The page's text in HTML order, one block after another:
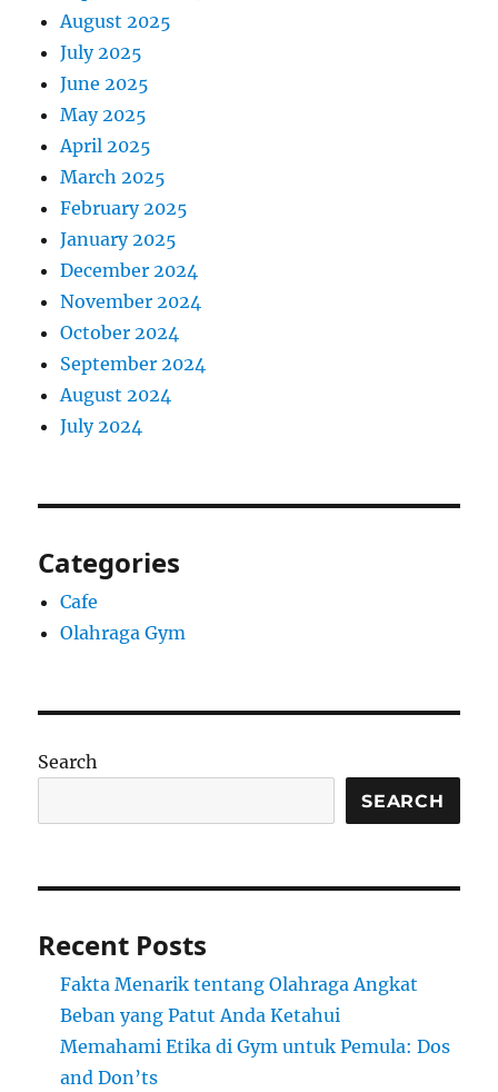
August 2025
July 2025
June 2025
May 2025
April 2025
March 2025
February 2025
January 2025
December 2024
November 2024
October 2024
September 2024
August 2024
July 2024
Categories
Cafe
Olahraga Gym
Search
SEARCH
Recent Posts
Fakta Menarik tentang Olahraga Angkat
Beban yang Patut Anda Ketahui
Memahami Etika di Gym untuk Pemula: Dos
and Don’ts